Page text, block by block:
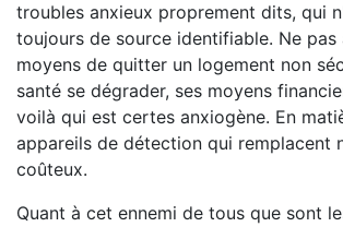
troubles anxieux proprement dits, qui
toujours de source identifiable. Ne pas
moyens de quitter un logement non
santé se dégrader, ses moyens
voilà qui est certes anxiogène. En
appareils de détection qui remplacent
coûteux.
Quant à cet ennemi de tous que sont